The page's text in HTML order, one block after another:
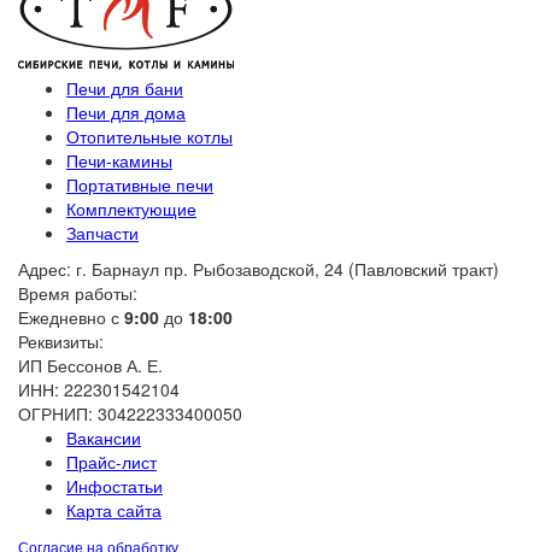
Печи для бани
Печи для дома
Отопительные котлы
Печи-камины
Портативные печи
Комплектующие
Запчасти
Адрес: г. Барнаул пр. Рыбозаводской, 24 (Павловский тракт)
Время работы:
Ежедневно с 9:00 до 18:00
Реквизиты:
ИП Бессонов А. Е.
ИНН: 222301542104
ОГРНИП: 304222333400050
Вакансии
Прайс-лист
Инфостатьи
Карта сайта
Согласие на обработку